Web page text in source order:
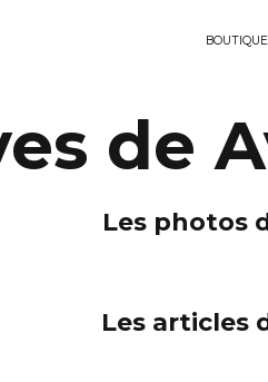
BOUTIQUE
de
Les photos
Les articles